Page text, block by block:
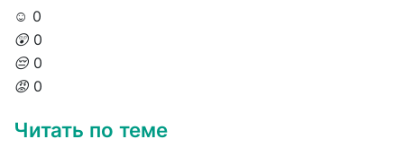
☺️ 0
😲 0
😔 0
😡 0
Читать по теме